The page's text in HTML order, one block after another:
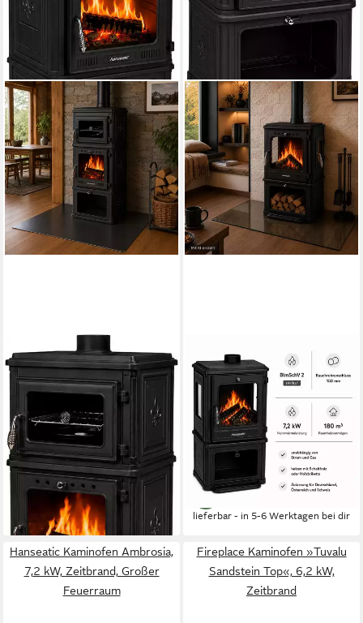
HANSEATIC
Kaminofen Minerva
7,1 kW Nennwärmeleistung
140 m³ max. Raumheizvermögen
Produktdatenblatt
1.699,00 € UVP 2.152,00 €
-21%
lieferbar - in 5-6 Werktagen bei dir
HANSEATIC
Kaminofen Mars
Nennwärmeleistung
83 % Wirkungsgrad
140 m³ max. Raumheizvermögen
Produktdatenblatt
1.449,00 € UVP 1.839,00 €
-21%
lieferbar - in 5-6 Werktagen bei dir
Hanseatic Kaminofen Ambrosia,
7,2 kW, Zeitbrand, Großer
Feuerraum
Fireplace Kaminofen »Tuvalu
Sandstein Top«, 6,2 kW,
Zeitbrand